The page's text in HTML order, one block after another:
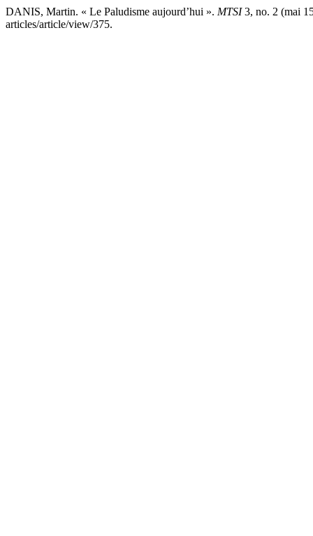
DANIS, Martin. « Le Paludisme aujourd’hui ». MTSI3, no. 2 (mai
articles/article/view/375.